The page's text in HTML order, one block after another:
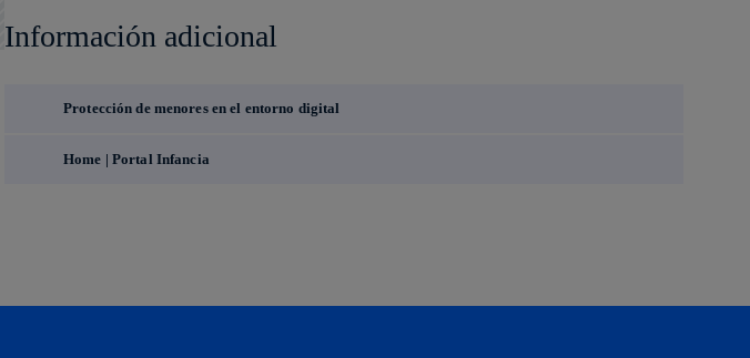
Información adicional
Protección de menores en el entorno digital
Home | Portal Infancia